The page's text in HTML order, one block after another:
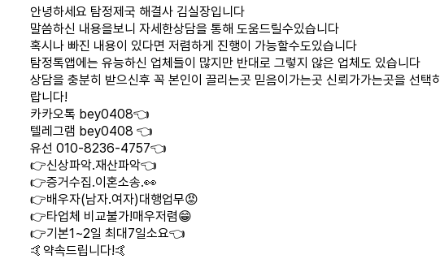
안녕하세요 탐정제국 해결사 김실장입니다
말씀하신 내용을보니 자세한상담을 통해 도움드릴수있습니다
혹시나 빠진 내용이 있다면 저렴하게 진행이 가능할수도있습니다
탐정톡앱에는 유능하신 업체들이 많지만 반대로 그렇지 않은 업체도 있습니다
상담을 충분히 받으신후 꼭 본인이 끌리는곳 믿음이가는곳 신뢰가가는곳을 선택
랍니다!
카카오톡 bey0408👈
텔레그램 bey0408 👈
유선 010-8236-4757👈
👉신상파악.재산파악👈
👉증거수집.이혼소송.👀
👉배우자(남자.여자)대행업무😡
👉타업체 비교불가!매우저렴😁
👉기본1~2일 최대7일소요👈
🤙약속드립니다!🤙